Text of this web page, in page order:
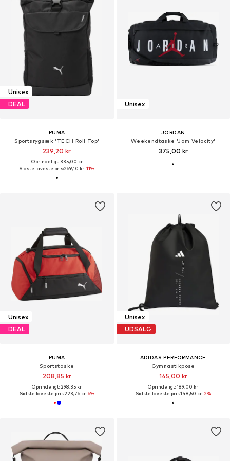
Unisex
DEAL
PUMA
Sportsrygsæk 'TECH Roll Top'
239,20 kr
Oprindeligt: 335,00 kr
Sidste laveste pris:269,10 kr-11%
Unisex
JORDAN
Weekendtaske 'Jam Velocity'
375,00 kr
Unisex
DEAL
PUMA
Sportstaske
208,85 kr
Oprindeligt: 298,35 kr
Sidste laveste pris:223,76 kr-6%
Unisex
UDSALG
ADIDAS PERFORMANCE
Gymnastikpose
145,00 kr
Oprindeligt: 189,00 kr
Sidste laveste pris:148,50 kr-2%